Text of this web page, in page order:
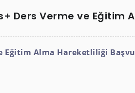
Ders Verme ve Eğitim
Eğitim Alma Hareketliliği